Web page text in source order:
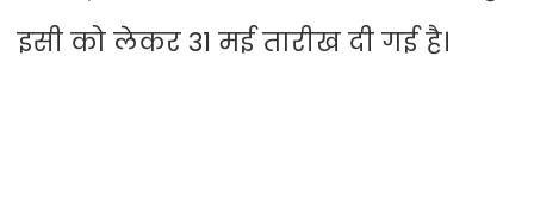
इसी को लेकर 31 मई तारीख दी गई है।